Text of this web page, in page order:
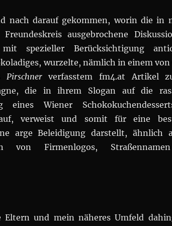
nach darauf gekommen, worin die in
ausgebrochene
spezieller Berücksichtigung
wurzelte, nämlich in einem von
Pirschner
verfasstem fm4.at Artikel
die in ihrem Slogan auf die
eines Wiener
verweist und somit für eine
arge Beleidigung darstellt, ähnlich
von Firmenlogos,
und mein näheres Umfeld